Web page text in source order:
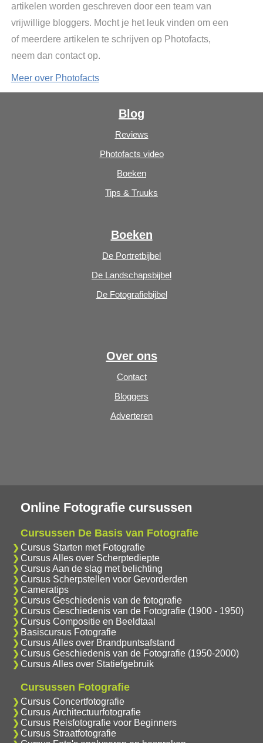
artikelen worden geschreven door een team van
vrijwillige bloggers. Mocht je het leuk vinden om een
of meerdere artikelen te schrijven op Photofacts,
neem dan contact op.
Meer over Photofacts
Blog
Reviews
Photofacts video
Boeken
Tips & Truuks
Boeken
De Portretbijbel
De Landschapsbijbel
De Fotografiebijbel
Over ons
Contact
Bloggers
Adverteren
Online Fotografie cursussen
Cursussen De Basis van Fotografie
Cursus Starten met Fotografie
Cursus Alles over Scherptediepte
Cursus Aan de slag met belichting
Cursus Scherpstellen voor Gevorderden
Cameratips
Cursus Geschiedenis van de fotografie
Cursus Geschiedenis van de Fotografie (1900 - 1950)
Cursus Compositie en Beeldtaal
Basiscursus Fotografie
Cursus Alles over Brandpuntsafstand
Cursus Geschiedenis van de Fotografie (1950-2000)
Cursus Alles over Statiefgebruik
Cursussen Fotografie
Cursus Concertfotografie
Cursus Architectuurfotografie
Cursus Reisfotografie voor Beginners
Cursus Straatfotografie